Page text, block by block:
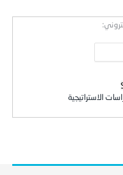
الاستراتيجية